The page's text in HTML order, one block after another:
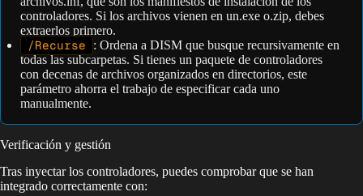
controladores. Si los archivos vienen en un.exe o.zip, debes
extraerlos primero.
/Recurse
: Ordena a DISM que busque recursivamente en
todas las subcarpetas. Si tienes un paquete de controladores
con decenas de archivos organizados en directorios, este
parámetro ahorra el trabajo de especificar cada uno
manualmente.
Verificación y gestión
Tras inyectar los controladores, puedes comprobar que se han
integrado correctamente con: